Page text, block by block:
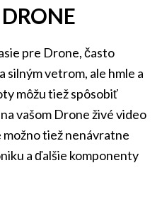
pre Drone, často
silným vetrom, ale hmle a
môžu tiež spôsobiť
vašom Drone živé video
tiež nenávratne
a ďalšie komponenty